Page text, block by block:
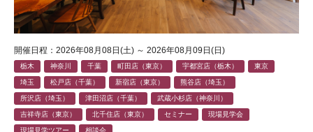
開催日程：2026年08月08日(土) ～ 2026年08月09日(日)
栃木 神奈川 千葉 町田店（東京） 宇都宮店（栃木） 東京
埼玉 松戸店（千葉） 新宿店（東京） 熊谷店（埼玉）
所沢店（埼玉） 津田沼店（千葉） 武蔵小杉店（神奈川）
吉祥寺店（東京） 北千住店（東京） セミナー 現場見学会